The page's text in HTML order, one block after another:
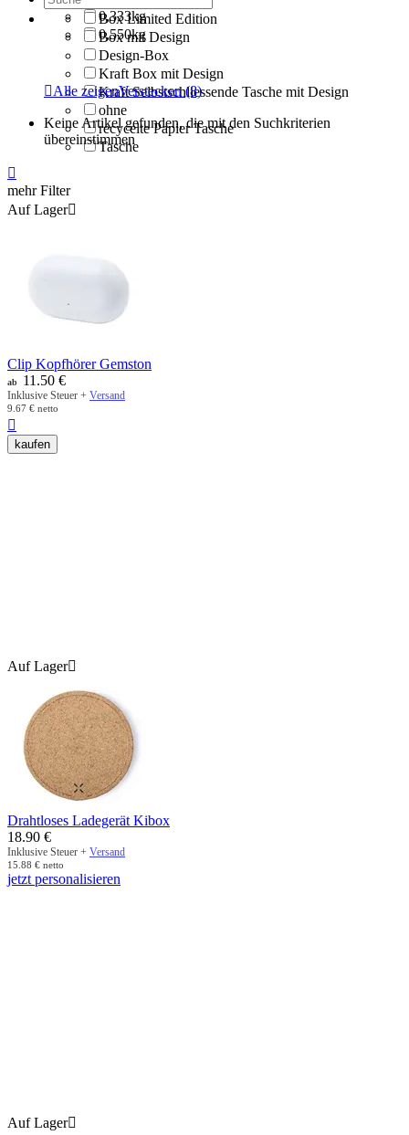
0,333kg
0,550kg
Box Limited Edition
Box mit Design
Design-Box
Kraft Box mit Design
Kraft Selbstschliessende Tasche mit Design
ohne
recycelte Papier Tasche
Tasche
Alle zeigenVerstecken(8)
Keine Artikel gefunden, die mit den Suchkriterien
übereinstimmen

mehr Filter
Auf Lager
Clip Kopfhörer Gemston
ab 11.50 €
Inklusive Steuer + Versand
9.67 € netto

kaufen
Auf Lager
Drahtloses Ladegerät Kibox
18.90 €
Inklusive Steuer + Versand
15.88 € netto
jetzt personalisieren
Auf Lager